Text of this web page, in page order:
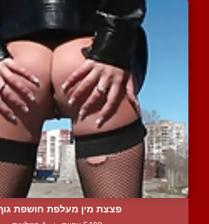
פצצת מין מעלפת חושפת